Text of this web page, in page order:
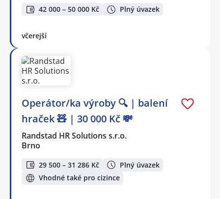
42 000 – 50 000 Kč Plný úvazek
včerejší
Operátor/ka výroby 🔍 | balení
hraček 🧸 | 30 000 Kč 💸
Randstad HR Solutions s.r.o.
Brno
29 500 – 31 286 Kč
Plný úvazek
Vhodné také pro cizince